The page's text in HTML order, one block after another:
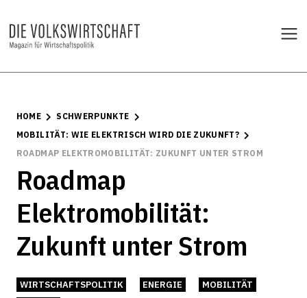
HOME
SCHWERPUNKTE
MOBILITÄT: WIE ELEKTRISCH WIRD DIE ZUKUNFT?
ROADMAP ELEKTROMOBILITÄT: ZUKUNFT UNTER STROM
Roadmap
Elektromobilität:
Zukunft unter Strom
WIRTSCHAFTSPOLITIK ENERGIE
MOBILITÄT